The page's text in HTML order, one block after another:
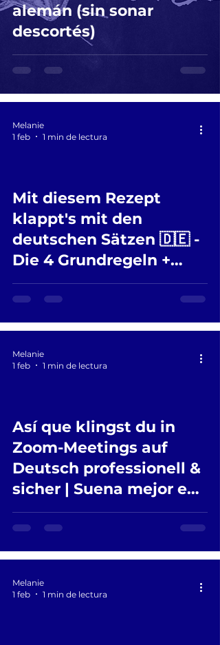
alemán (sin sonar
descortés)
Mit diesem Rezept
klappt's mit den
deutschen Sätzen 🇩🇪 -
Die 4 Grundregeln +
TeKaMoLo leicht erklärt
Melanie
1 feb
1 min de lectura
Así que klingst du in
Zoom-Meetings auf
Deutsch professionell &
sicher | Suena mejor en
las reuniones alemanas
Melanie
1 feb
1 min de lectura
Melanie
1 feb
1 min de lectura